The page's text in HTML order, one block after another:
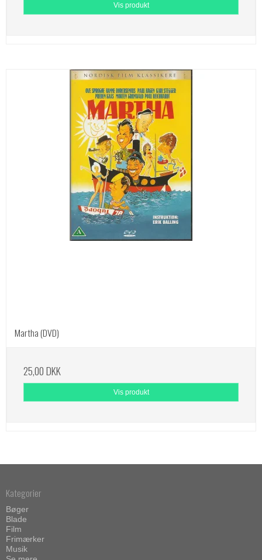
Vis produkt
Martha (DVD)
25,00 DKK
Vis produkt
Kategorier
Bøger
Blade
Film
Frimærker
Musik